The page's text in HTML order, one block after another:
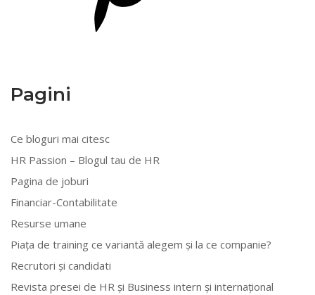
Pagini
Ce bloguri mai citesc
HR Passion – Blogul tau de HR
Pagina de joburi
Financiar-Contabilitate
Resurse umane
Piața de training ce variantă alegem și la ce companie?
Recrutori și candidati
Revista presei de HR și Business intern și internațional